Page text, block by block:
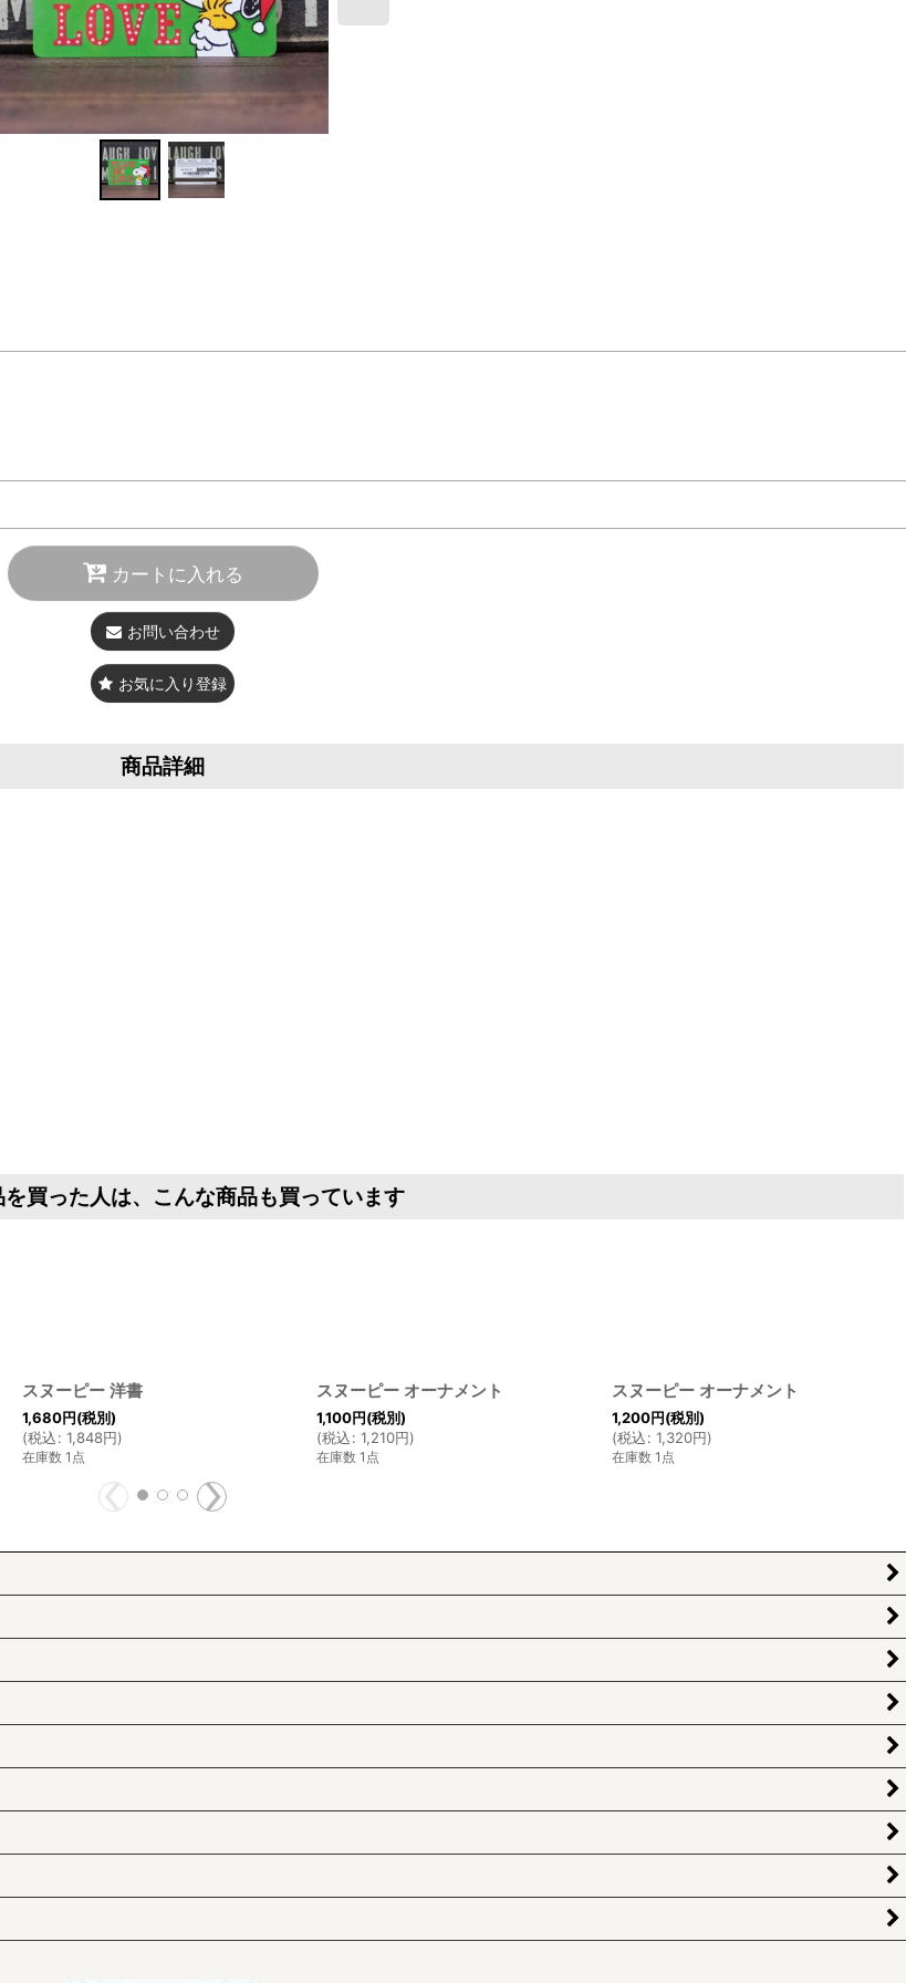
カートに入れる
お問い合わせ
お気に入り登録
商品詳細
を買った人は、こんな商品も買っています
スヌーピー 洋書
1,680円(税別)
(税込: 1,848円)
在庫数 1点
スヌーピー オーナメント
1,100円(税別)
(税込: 1,210円)
在庫数 1点
スヌーピー オーナメント
1,200円(税別)
(税込: 1,320円)
在庫数 1点